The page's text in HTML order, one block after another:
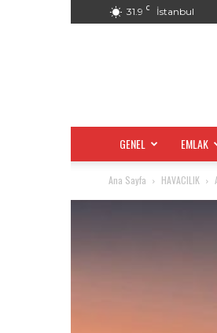
31.9 C İstanbul
GENEL EMLAK
Ana Sayfa HAVACILIK